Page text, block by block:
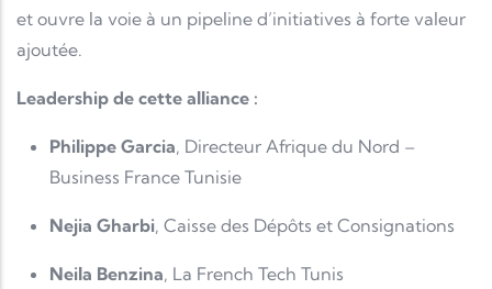
et ouvre la voie à un pipeline d’initiatives à forte valeur
ajoutée.
Leadership de cette alliance :
Philippe Garcia, Directeur Afrique du Nord –
Business France Tunisie
Nejia Gharbi, Caisse des Dépôts et Consignations
Neila Benzina, La French Tech Tunis